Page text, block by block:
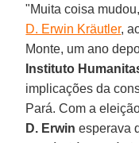
"Muita coisa
D. Erwin Kräutler,
Monte, um ano
Instituto
implicações da
Pará. Com a
D. Erwin esperava